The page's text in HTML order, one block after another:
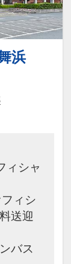
浜
ィシャ
ィシ
送迎
バス